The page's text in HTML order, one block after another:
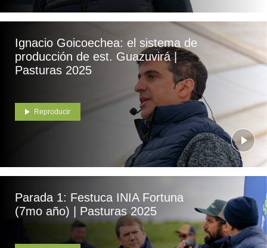
Ignacio Goicoechea: el sistema de
producción de est. Guazuvirá |
Pasturas 2025
Reproducir
Parada 1: Festuca INIA Fortuna
(7mo año) | Pasturas 2025